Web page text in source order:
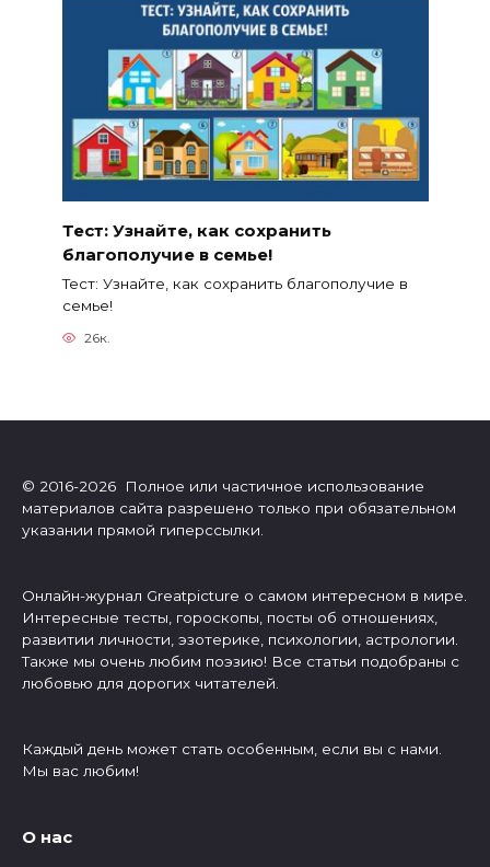
Тест: Узнайте, как сохранить
благополучие в семье!
Тест: Узнайте, как сохранить благополучие в
семье!
26к.
© 2016-2026 Полное или частичное использование
материалов сайта разрешено только при обязательном
указании прямой гиперссылки.
Онлайн-журнал Greatpicture о самом интересном в мире.
Интересные тесты, гороскопы, посты об отношениях,
развитии личности, эзотерике, психологии, астрологии.
Также мы очень любим поэзию! Все статьи подобраны с
любовью для дорогих читателей.
Каждый день может стать особенным, если вы с нами.
Мы вас любим!
О нас